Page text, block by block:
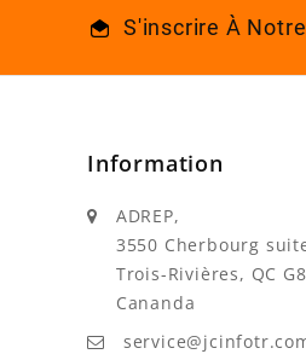
S'inscrire À
Information
ADREP,
3550 Cherbourg
Trois-Rivières, QC
Cananda